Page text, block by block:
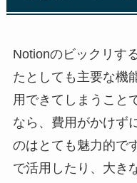
Notionのビックリす
たとしても主要な機
用できてしまうこと
なら、費用がかけず
のはとても魅力的で
で活用したり、大き